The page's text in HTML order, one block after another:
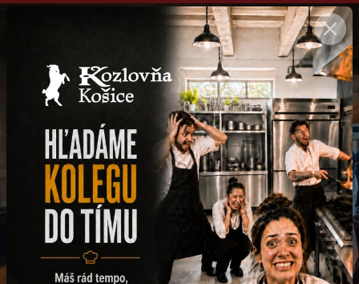
SK
Zažite autentickú pivovú kultúru v
Kozlovni
Kvalitné pivo a domáce jedlá každý deň – už od obeda